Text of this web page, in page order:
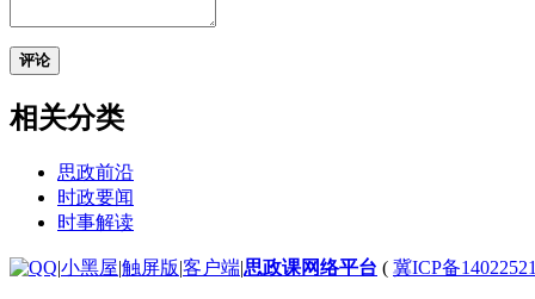
评论
相关分类
思政前沿
时政要闻
时事解读
|小黑屋|触屏版|客户端|思政课网络平台 ( 冀ICP备